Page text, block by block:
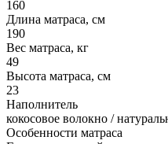
160
Длина матраса, см
190
Вес матраса, кг
49
Высота матраса, см
23
Наполнитель
кокосовое волокно /
Особенности матраса